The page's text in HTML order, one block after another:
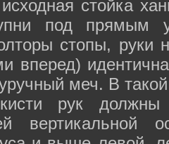
стойка
под прямым
стопы, руки
вперед)
меч. В
кисти рук